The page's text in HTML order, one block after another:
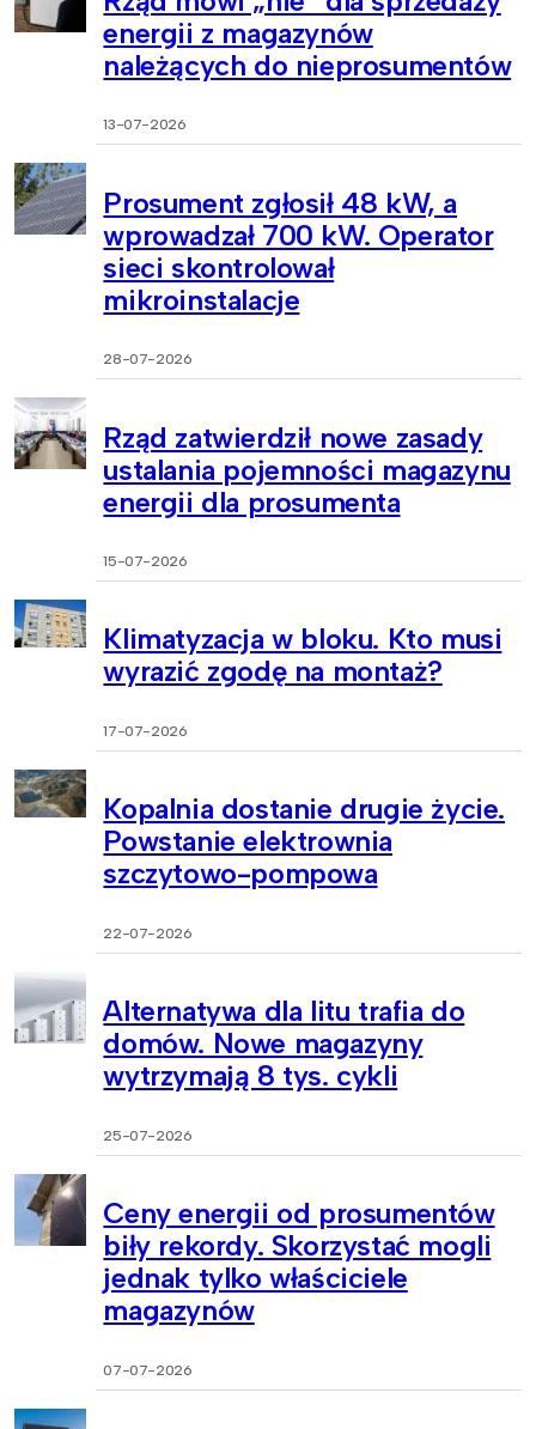
energii z magazynów
należących do nieprosumentów
13-07-2026
Prosument zgłosił 48 kW, a
wprowadzał 700 kW. Operator
sieci skontrolował
mikroinstalacje
28-07-2026
Rząd zatwierdził nowe zasady
ustalania pojemności magazynu
energii dla prosumenta
15-07-2026
Klimatyzacja w bloku. Kto musi
wyrazić zgodę na montaż?
17-07-2026
Kopalnia dostanie drugie życie.
Powstanie elektrownia
szczytowo-pompowa
22-07-2026
Alternatywa dla litu trafia do
domów. Nowe magazyny
wytrzymają 8 tys. cykli
25-07-2026
Ceny energii od prosumentów
biły rekordy. Skorzystać mogli
jednak tylko właściciele
magazynów
07-07-2026